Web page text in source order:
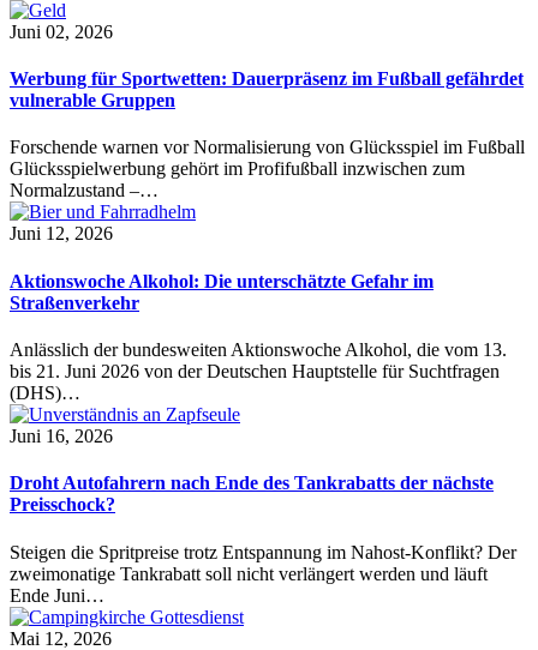
Juni 02, 2026
Werbung für Sportwetten: Dauerpräsenz im Fußball gefährdet
vulnerable Gruppen
Forschende warnen vor Normalisierung von Glücksspiel im Fußball
Glücksspielwerbung gehört im Profifußball inzwischen zum
Normalzustand –…
Juni 12, 2026
Aktionswoche Alkohol: Die unterschätzte Gefahr im
Straßenverkehr
Anlässlich der bundesweiten Aktionswoche Alkohol, die vom 13.
bis 21. Juni 2026 von der Deutschen Hauptstelle für Suchtfragen
(DHS)…
Juni 16, 2026
Droht Autofahrern nach Ende des Tankrabatts der nächste
Preisschock?
Steigen die Spritpreise trotz Entspannung im Nahost-Konflikt? Der
zweimonatige Tankrabatt soll nicht verlängert werden und läuft
Ende Juni…
Mai 12, 2026